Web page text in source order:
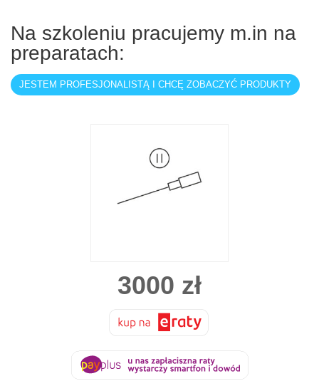
Na szkoleniu pracujemy m.in na
preparatach:
JESTEM PROFESJONALISTĄ I CHCĘ ZOBACZYĆ PRODUKTY
3000 zł